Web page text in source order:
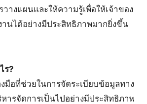
างแผนและให้ความรู้เพื่อให้เจ้าของ
านได้อย่างมีประสิทธิภาพมากยิ่งขึ้น
ร?
มือที่ช่วยในการจัดระเบียบข้อมูลทาง
ารจัดการเป็นไปอย่างมีประสิทธิภาพ